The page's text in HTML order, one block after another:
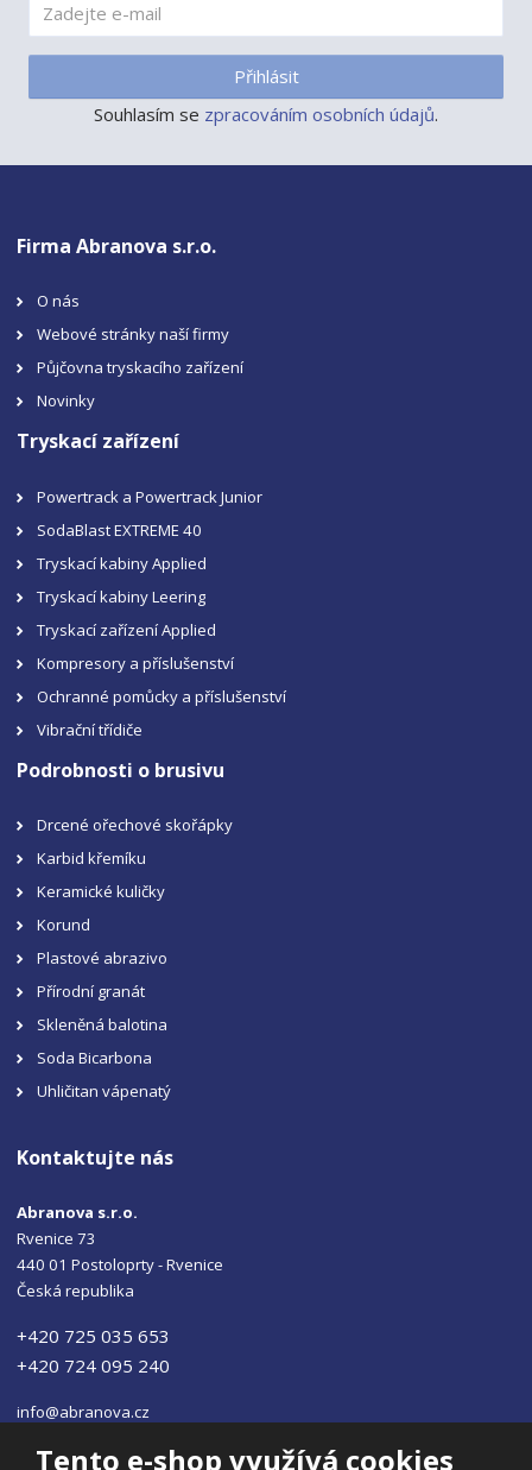
Tento e-shop využívá cookies
Přihlásit
Souhlasím se zpracováním osobních údajů.
Firma Abranova s.r.o.
O nás
Webové stránky naší firmy
Půjčovna tryskacího zařízení
Novinky
Tryskací zařízení
Powertrack a Powertrack Junior
SodaBlast EXTREME 40
Tryskací kabiny Applied
Tryskací kabiny Leering
Tryskací zařízení Applied
Kompresory a příslušenství
Ochranné pomůcky a příslušenství
Vibrační třídiče
Podrobnosti o brusivu
Drcené ořechové skořápky
Karbid křemíku
Keramické kuličky
Korund
Plastové abrazivo
Přírodní granát
Skleněná balotina
Soda Bicarbona
Uhličitan vápenatý
Kontaktujte nás
Abranova s.r.o.
Rvenice 73
440 01 Postoloprty - Rvenice
Česká republika
+420 725 035 653
+420 724 095 240
info@abranova.cz